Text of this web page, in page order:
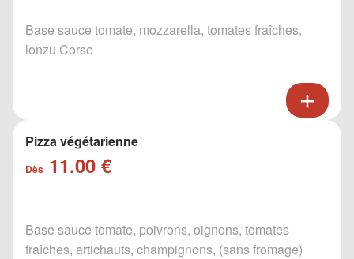
Base sauce tomate, mozzarella, tomates fraîches,
lonzu Corse
Pizza végétarienne
Dès 11.00 €
Base sauce tomate, poivrons, oignons, tomates
fraîches, artichauts, champignons, (sans fromage)